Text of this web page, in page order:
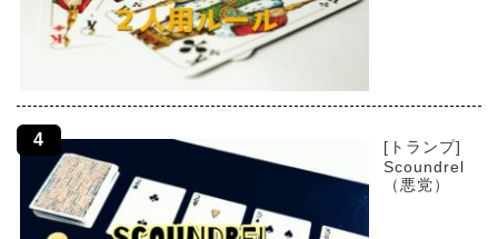
[トランプ]
Scoundrel
（悪党）